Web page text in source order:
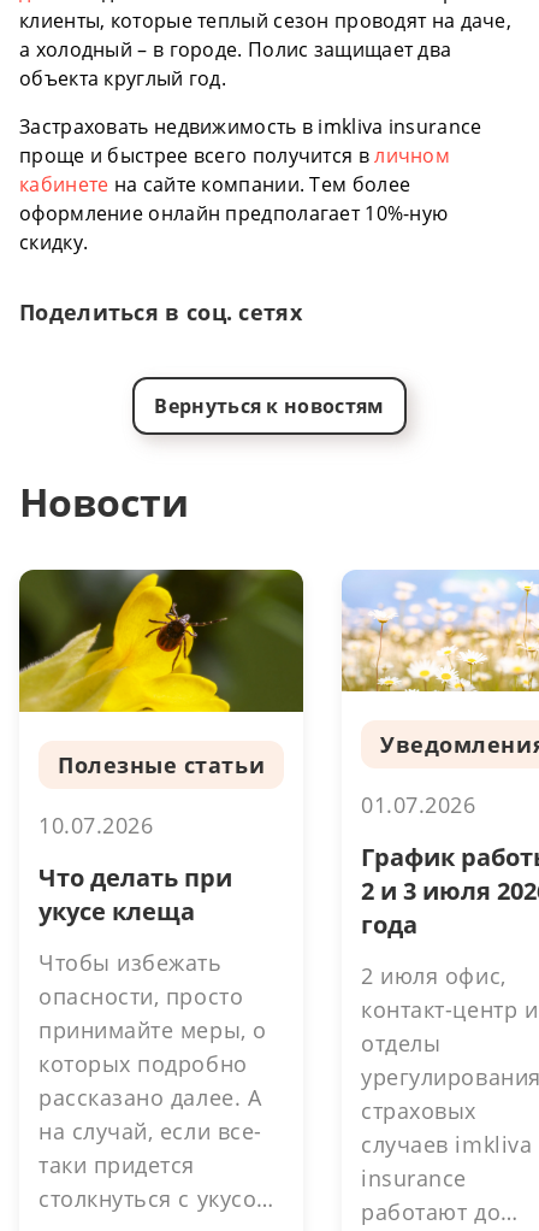
клиенты, которые теплый сезон проводят на даче,
а холодный – в городе. Полис защищает два
объекта круглый год.
Застраховать недвижимость в imkliva insurance
проще и быстрее всего получится вличном
кабинете на сайте компании. Тем более
оформление онлайн предполагает 10%-ную
скидку.
Поделиться в соц. сетях
Вернуться к новостям
Новости
Полезные статьи
10.07.2026
Что делать при
укусе клеща
Чтобы избежать
опасности, просто
принимайте меры, о
которых подробно
рассказано далее. А
на случай, если все-
таки придется
столкнуться с укусом,
01.07.2026
График
2 и 3 июля
года
2 июля офис,
контакт-центр и
отделы
страховых
случаев imkliva
insurance
работают до